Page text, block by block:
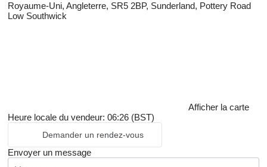
Royaume-Uni, Angleterre, SR5 2BP, Sunderland, Pottery Road
Low Southwick
Afficher la carte
Heure locale du vendeur: 06:26 (BST)
Demander un rendez-vous
Envoyer un message